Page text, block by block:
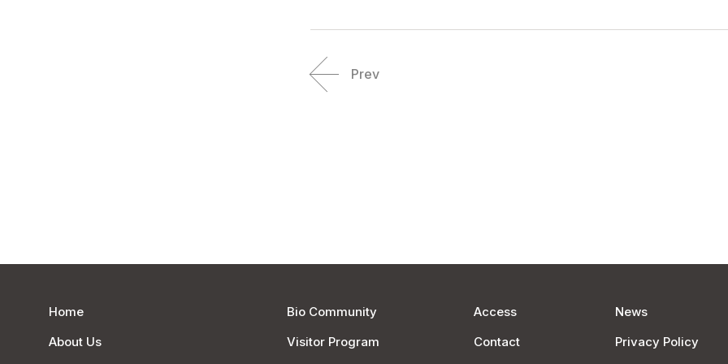
Prev
Home
About Us
Bio Community
Visitor Program
Access
Contact
News
Privacy Policy